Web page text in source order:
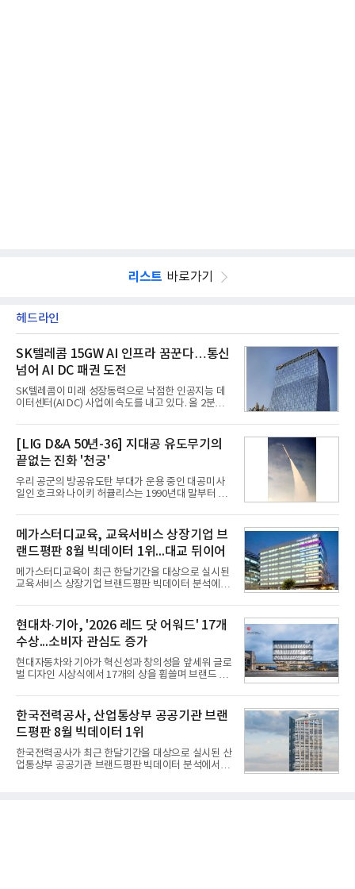
리스트 바로가기
헤드라인
SK텔레콤 15GW AI 인프라 꿈꾼다…통신
넘어 AI DC 패권 도전
SK텔레콤이 미래 성장동력으로 낙점한 인공지능 데
이터센터(AI DC) 사업에 속도를 내고 있다. 올 2분기
는 2035년까지 총 15GW(기가와트) 규모의 AI DC를
구축하겠다는 대형 청사진을 제시하면서다. 이에 따
라 경쟁 구도 역시 이동통신사인 KT, LG유플러스를
넘어 네이버, 삼성SDS 등 IT 인프라 기업으로 확장되
고 있다.7일 SK텔레콤에 따르면 회사는 올해 2분기
연결 기준 매출 4조 3591억원, 영업이익 5660억원을
기록했다. 매출은 전년 동기 대비 0.5%, 영업이익은
따른 기저효과가 실
[LIG D&A 50년-36] 지대공 유도무기의
끝없는 진화 '천궁'
우리 공군의 방공유도탄 부대가 운용 중인 대공미사
일인 호크와 나이키 허큘리스는 1990년대 말부터 성
기존 미사일체계를 대체할 중고도 및 중거리 대공미
사일을 개발하기로 결정했다.처음 KM-SAM 사업으로
불린 이 사업의 명칭은 호크(Iron Hawk, 철매)를 대체
한다는 의미에서 ‘철매Ⅱ’ 로 정해졌다. 철매Ⅱ 개발
사업은 미사일체계 완성 후인 2011년 ‘천궁(天弓)’으
로 다시 장비명이 바뀌었다. 17개 업체와 관련 기관이
참여한 가운데 LIG 넥스원은 탐색 개발에서 체계개발
인 천궁
메가스터디교육, 교육서비스 상장기업 브
랜드평판 8월 빅데이터 1위...대교 뒤이어
메가스터디교육이 최근 한달기간을 대상으로 실시된
교육서비스 상장기업 브랜드평판 빅데이터 분석에서
일 한국기업평판연구소(소장 구창환)는 국내 교육서
비스 상장기업 브랜드를 대상으로 지난 7월 7일부터
8월 7일까지 수집된 소비자 빅데이터 10,074,233건
을 분석한 결과, 메가스터디교육이 브랜드평판지수
1,710,926을 기록하며 8월 1위에 올랐다고 밝혔다.
분석에 활용된 빅데이터는 지난 7월(9,491,206건) 대
비 6.14% 증가한 수치로, 교육서비스 상장기업 브랜
디교육, 대교, 디지
현대차·기아, '2026 레드 닷 어워드' 17개
수상...소비자 관심도 증가
현대자동차와 기아가 혁신성과 창의성을 앞세워 글로
벌 디자인 시상식에서 17개의 상을 휩쓸며 브랜드 경
레드 닷 어워드: 브랜드 & 커뮤니케이션 디자인 부문
(Red Dot Design Award: Brand &
Communication Design)'에서 최우수상 2개, 본상
15개를 수상했다고 7일 밝혔다.'레드 닷 어워드'는 독
일 iF, 미국 IDEA와 함께 세계 3대 디자인 시상식으로
손꼽히는 세계 최대 규모의 디자인 공모전이다. 독일
노르트라인 베스트팔렌 디자인센터(Design
한국전력공사, 산업통상부 공공기관 브랜
드평판 8월 빅데이터 1위
한국전력공사가 최근 한달기간을 대상으로 실시된 산
업통상부 공공기관 브랜드평판 빅데이터 분석에서 1